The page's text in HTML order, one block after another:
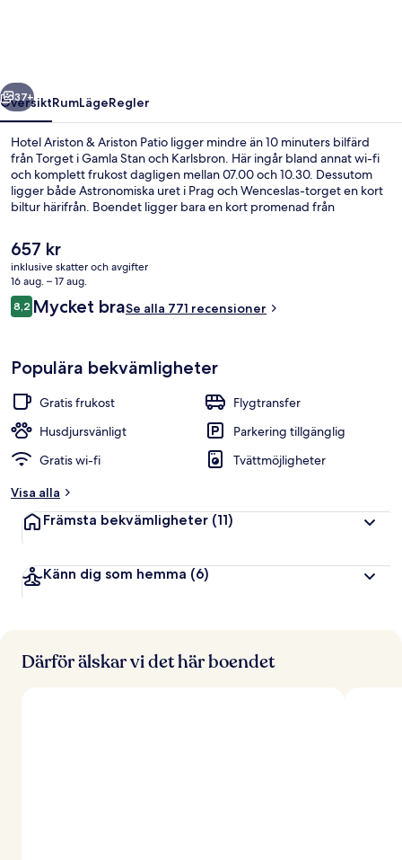
Nästa
37+
ÖversiktRumLägeRegler
Hotel Ariston & Ariston Patio ligger mindre än 10 minuters bilfärd
från Torget i Gamla Stan och Karlsbron. Här ingår bland annat wi-fi
och komplett frukost dagligen mellan 07.00 och 10.30. Dessutom
ligger både Astronomiska uret i Prag och Wenceslas-torget en kort
biltur härifrån. Boendet ligger bara en kort promenad från
Lipanská hållplats är det 5 minuter.
Det
nuvarande
priset
är
657 kr
657 kr
inklusive skatter och avgifter
16 aug. – 17 aug.
Recensioner
8,28,2 av 10,
Mycket braSe alla 771 recensioner
Populära bekvämligheter
Gratis frukost
Flygtransfer
Husdjursvänligt
Parkering tillgänglig
Gratis wi-fi
Tvättmöjligheter
Visa alla
Främsta bekvämligheter (11)
Känn dig som hemma (6)
Därför älskar vi det här boendet